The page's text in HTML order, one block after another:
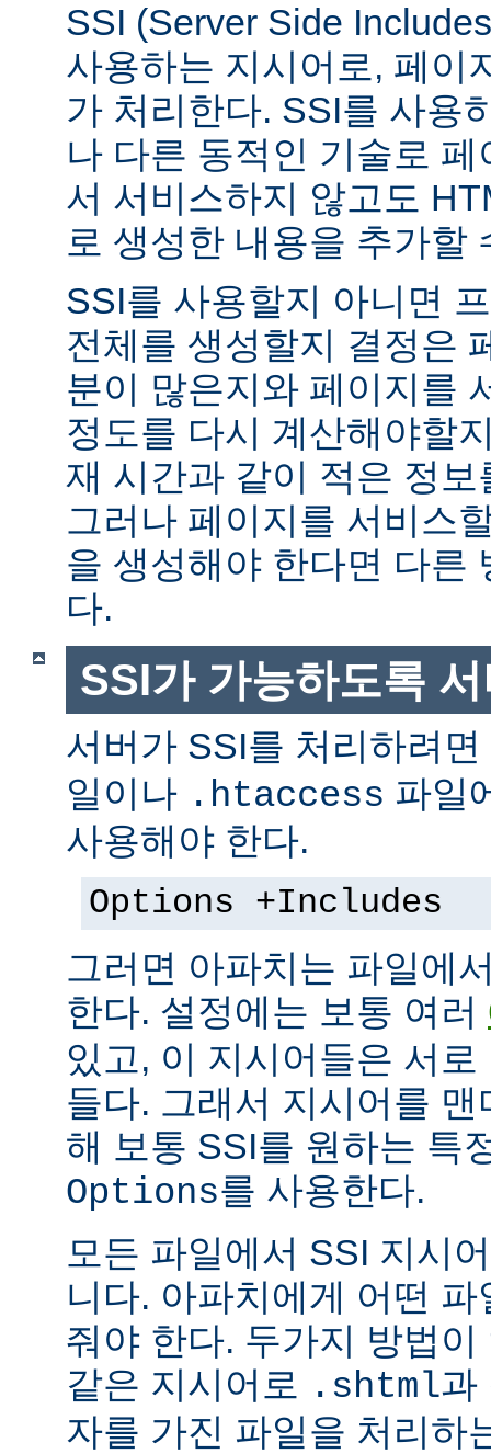
SSI (Server Side
사용하는 지시어로, 페이
가 처리한다. SSI를 사용
나 다른 동적인 기술로
서 서비스하지 않고도
로 생성한 내용을 추가할
SSI를 사용할지 아니면
전체를 생성할지 결정은
분이 많은지와 페이지를
정도를 다시 계산해야할
재 시간과 같이 적은 정
그러나 페이지를 서비스
을 생성해야 한다면 다른
다.
SSI가 가능하도록
서버가 SSI를 처리하려면
일이나 .htaccess 파일
사용해야 한다.
Options +Includes
그러면 아파치는 파일에
한다. 설정에는 보통 여러
있고, 이 지시어들은 서
들다. 그래서 지시어를
해 보통 SSI를 원하는 특
Options를 사용한다.
모든 파일에서 SSI 지시
니다. 아파치에게 어떤
줘야 한다. 두가지 방법
같은 지시어로 .shtml과
자를 가진 파일을 처리하